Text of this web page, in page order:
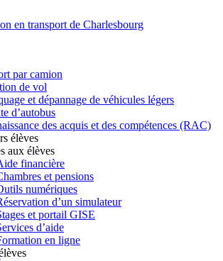
par camion
de vol
et dépannage de véhicules légers
d’autobus
des acquis et des compétences (RAC)
élèves
aux élèves
financière
et pensions
numériques
d’un simulateur
et portail GISE
d’aide
en ligne